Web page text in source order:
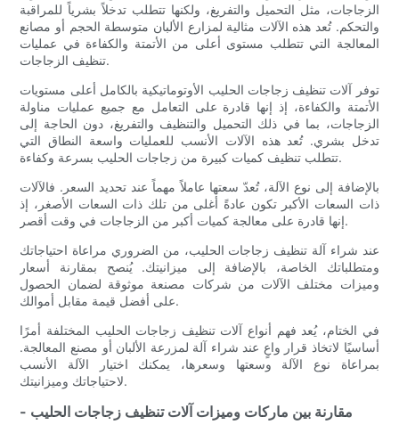
الزجاجات، مثل التحميل والتفريغ، ولكنها تتطلب تدخلاً بشرياً للمراقبة
والتحكم. تُعد هذه الآلات مثالية لمزارع الألبان متوسطة الحجم أو مصانع
المعالجة التي تتطلب مستوى أعلى من الأتمتة والكفاءة في عمليات
تنظيف الزجاجات.
توفر آلات تنظيف زجاجات الحليب الأوتوماتيكية بالكامل أعلى مستويات
الأتمتة والكفاءة، إذ إنها قادرة على التعامل مع جميع عمليات مناولة
الزجاجات، بما في ذلك التحميل والتنظيف والتفريغ، دون الحاجة إلى
تدخل بشري. تُعد هذه الآلات الأنسب للعمليات واسعة النطاق التي
تتطلب تنظيف كميات كبيرة من زجاجات الحليب بسرعة وكفاءة.
بالإضافة إلى نوع الآلة، تُعدّ سعتها عاملاً مهماً عند تحديد السعر. فالآلات
ذات السعات الأكبر تكون عادةً أغلى من تلك ذات السعات الأصغر، إذ
إنها قادرة على معالجة كميات أكبر من الزجاجات في وقت أقصر.
عند شراء آلة تنظيف زجاجات الحليب، من الضروري مراعاة احتياجاتك
ومتطلباتك الخاصة، بالإضافة إلى ميزانيتك. يُنصح بمقارنة أسعار
وميزات مختلف الآلات من شركات مصنعة موثوقة لضمان الحصول
على أفضل قيمة مقابل أموالك.
في الختام، يُعد فهم أنواع آلات تنظيف زجاجات الحليب المختلفة أمرًا
أساسيًا لاتخاذ قرار واعٍ عند شراء آلة لمزرعة الألبان أو مصنع المعالجة.
بمراعاة نوع الآلة وسعتها وسعرها، يمكنك اختيار الآلة الأنسب
لاحتياجاتك وميزانيتك.
- مقارنة بين ماركات وميزات آلات تنظيف زجاجات الحليب